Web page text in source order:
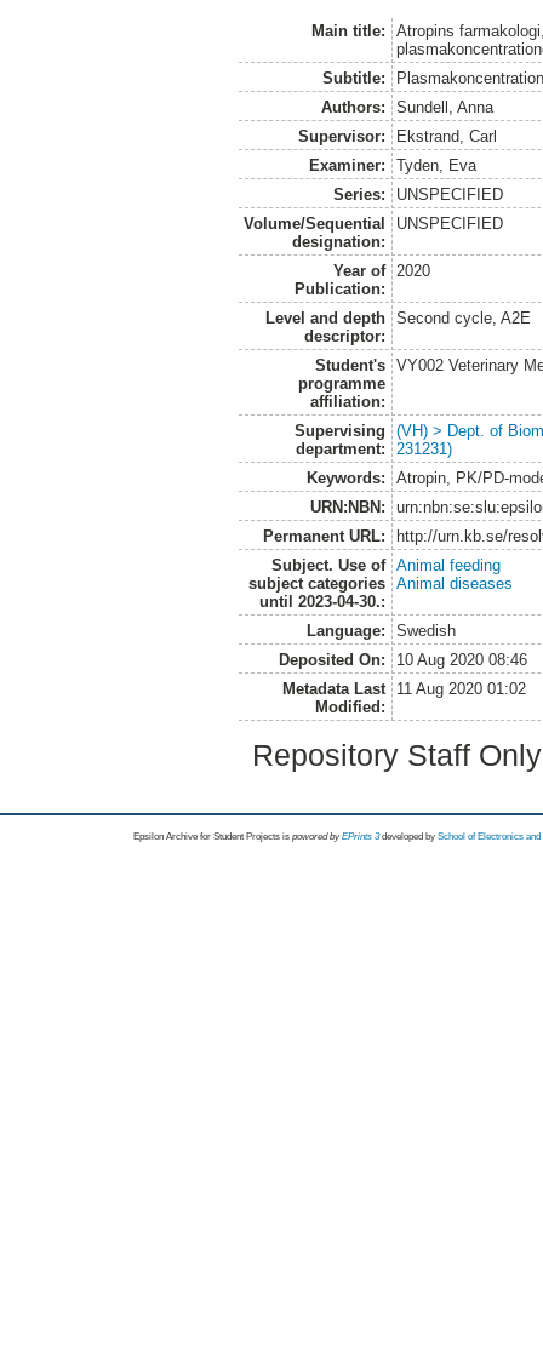
Main title:
Atropins
Subtitle:
Authors:
Sundell, Anna
Supervisor:
Ekstrand, Carl
Examiner:
Tyden, Eva
Series:
UNSPECIFIED
Volume/Sequential
designation:
UNSPECIFIED
Year of
Publication:
2020
Level and depth
descriptor:
Second cycle, A2E
Student's
programme
affiliation:
VY002 Veterinary
Supervising
department:
(VH) > Dept. of
231231)
Keywords:
Atropin, PK/PD-
URN:NBN:
Permanent URL:
http://urn.kb.se/
Subject. Use of
subject categories
until 2023-04-30.:
Animal feeding
Animal diseases
Language:
Swedish
Deposited On:
10 Aug 2020 08:46
Metadata Last
Modified:
11 Aug 2020 01:02
Repository Staff
Epsilon Archive for Student Projects is powored byEPrints 3 developed by School of Electronics